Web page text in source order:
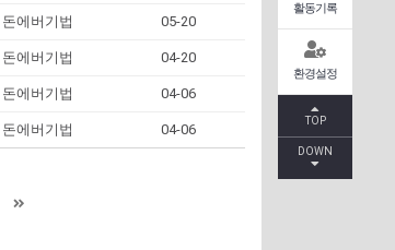
활동기록
환경설정
TOP
DOWN
돈에버기법 05-20
돈에버기법 04-20
돈에버기법 04-06
돈에버기법 04-06